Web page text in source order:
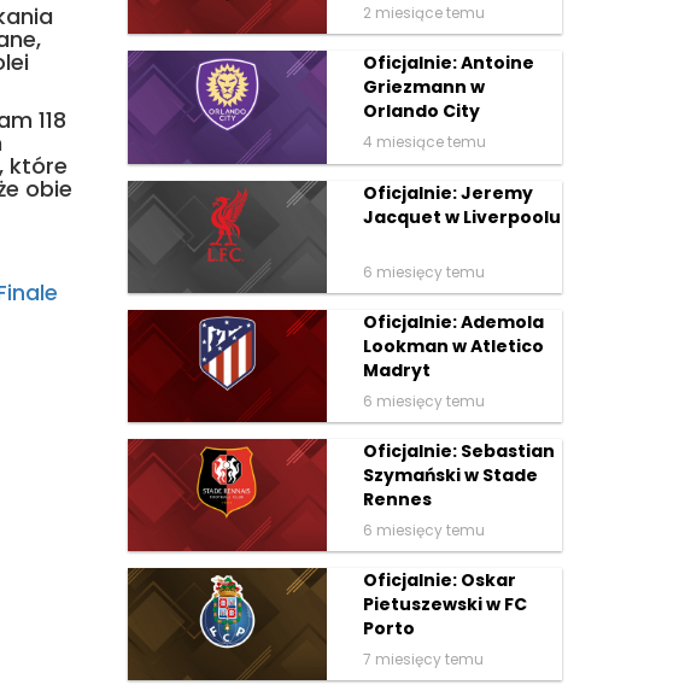
118
które
obie
2 miesiące temu
Oficjalnie: Antoine
Griezmann w
Orlando City
4 miesiące temu
Oficjalnie: Jeremy
Jacquet w Liverpoolu
6 miesięcy temu
Oficjalnie: Ademola
Lookman w Atletico
Madryt
6 miesięcy temu
Oficjalnie: Sebastian
Szymański w Stade
Rennes
6 miesięcy temu
Oficjalnie: Oskar
Pietuszewski w FC
Porto
7 miesięcy temu